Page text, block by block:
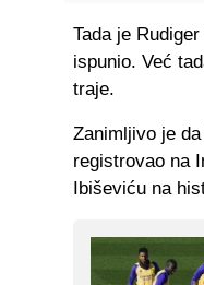
Tada je
ispunio. Već
traje.
Zanimljivo je
registrovao na
Ibiševiću na